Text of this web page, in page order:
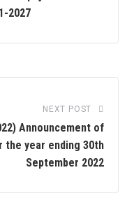
2027
NEXT POST
Announcement of
year ending 30th
September 2022